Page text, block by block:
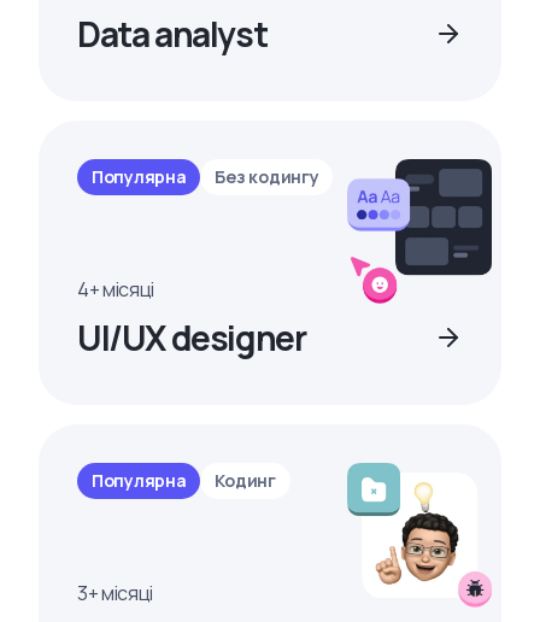
Data analyst
Популярна Без кодингу
4+ місяці
UI/UX designer
Популярна Кодинг
3+ місяці